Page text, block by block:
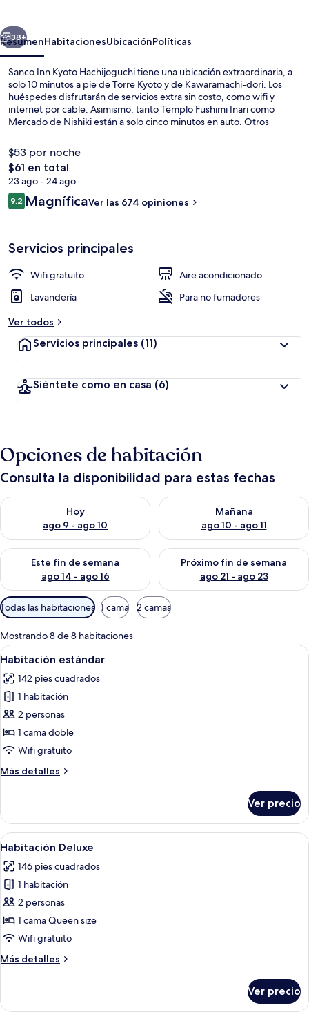
Siguiente
38+
ResumenHabitacionesUbicaciónPolíticas
Sanco Inn Kyoto Hachijoguchi tiene una ubicación extraordinaria, a
solo 10 minutos a pie de Torre Kyoto y de Kawaramachi-dori. Los
huéspedes disfrutarán de servicios extra sin costo, como wifi y
internet por cable. Asimismo, tanto Templo Fushimi Inari como
Mercado de Nishiki están a solo cinco minutos en auto. Otros
el personal amable y el estado general de la propiedad. Hay
opciones de transporte público muy cerca: Estación de metro de
Kujo está a apenas 6 minutos a pie.
$53 por noche
El
precio
total
es
$61 en total
23 ago - 24 ago
Opiniones
9.29.2 de 10,
MagníficaVer las 674 opiniones
Servicios principales
Wifi gratuito
Aire acondicionado
Lavandería
Para no fumadores
Ver todos
Servicios principales (11)
Siéntete como en casa (6)
Opciones de habitación
Consulta la disponibilidad para estas fechas
Hoy
ago 9 - ago 10
Consulta la disponibilidad para hoy ago 9 - ago 10
Mañana
ago 10 - ago 11
Consulta la disponibilidad
Este fin de semana
ago 14 - ago 16
Consulta la disponibilidad para este fin de semana ago 14 -
Próximo fin de semana
ago 21 - ago 23
Consulta la disponibilidad
Filtros
disponibles
para
las
habitaciones
Todas las habitaciones 1 cama 2 camas
Mostrando 8 de 8 habitaciones
Abrir
todas
las
fotos
de
Habitación
estándar
Una habitación de hotel con una
5
Habitación estándar
142 pies cuadrados
1 habitación
2 personas
1 cama doble
Wifi gratuito
Más detalles
Más
estándar
Ver precio
Abrir
todas
las
fotos
de
Habitación
Deluxe
Habitación de hotel con cama,
4
Habitación Deluxe
146 pies cuadrados
1 habitación
2 personas
1 cama Queen size
Wifi gratuito
Más detalles
Más
Deluxe
Ver precio